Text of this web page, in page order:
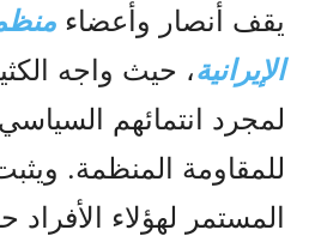
يقف أنصار وأعضاء
الإيرانية، حيث واجه
لمجرد انتمائهم
للمقاومة المنظمة.
المستمر لهؤلاء